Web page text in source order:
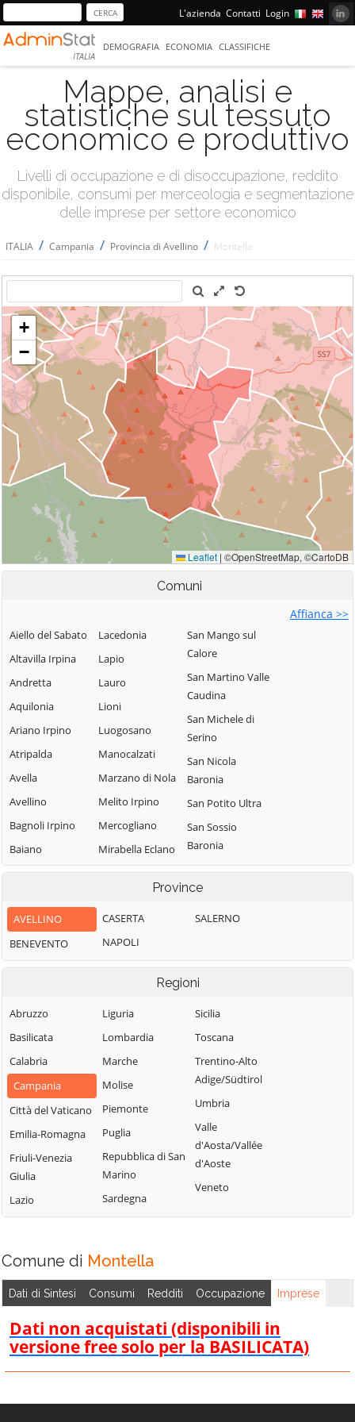
L'azienda Contatti Login
ITALIA
DEMOGRAFIA ECONOMIA CLASSIFICHE
Mappe, analisi e
statistiche sul tessuto
economico e produttivo
Livelli di occupazione e di disoccupazione, reddito
disponibile, consumi per merceologia e segmentazione
delle imprese per settore economico
ITALIA / Campania / Provincia di Avellino / Montella
Comuni
Affianca >>
Aiello del Sabato
Altavilla Irpina
Andretta
Aquilonia
Ariano Irpino
Atripalda
Avella
Avellino
Bagnoli Irpino
Baiano
Bisaccia
Cairano
Calabritto
Calitri
Caposele
Capriglia Irpina
Carife
Casalbore
Cassano Irpino
Castel Baronia
Castelfranci
Castelvetere sul
Calore
Chiusano di San
Contrada
Domicella
Lacedonia
Lapio
Lauro
Lioni
Luogosano
Manocalzati
Marzano di Nola
Melito Irpino
Mercogliano
Mirabella Eclano
Montaguto
Montecalvo
Irpino
Montefalcione
Monteforte
Montemarano
Montemiletto
Monteverde
Montoro
Morra De Sanctis
Moschiano
Mugnano del
Nusco
Ospedaletto
d'Alpinolo
Pago del Vallo di
Lauro
Parolise
San Mango sul
Calore
San Martino Valle
Caudina
San Michele di
Serino
San Nicola
Baronia
San Potito Ultra
San Sossio
Baronia
Sant'Andrea di
Conza
all'Esca
Lombardi
Santa Lucia di
Serino
Santa Paolina
Santo Stefano
del Sole
Savignano Irpino
Scampitella
Senerchia
Serino
Sorbo Serpico
Sturno
Summonte
Taurasi
Province
AVELLINO
BENEVENTO
CASERTA
NAPOLI
SALERNO
Regioni
Abruzzo
Basilicata
Calabria
Campania
Città del Vaticano
Emilia-Romagna
Friuli-Venezia
Giulia
Lazio
Liguria
Lombardia
Marche
Molise
Piemonte
Puglia
Repubblica di San
Marino
Sardegna
Sicilia
Toscana
Trentino-Alto
Adige/Südtirol
Umbria
Valle
d'Aosta/Vallée
d'Aoste
Veneto
Comune di Montella
Dati di Sintesi Consumi Redditi Occupazione Imprese
Dati non acquistati (disponibili in
versione free solo per la BASILICATA)